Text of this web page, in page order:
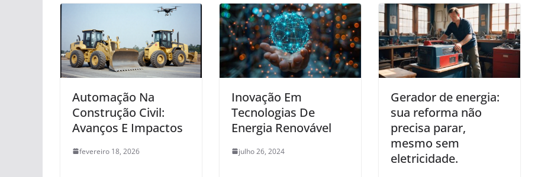
Automação Na
Construção Civil:
Avanços E Impactos
fevereiro 18, 2026
Inovação Em
Tecnologias De
Energia Renovável
julho 26, 2024
Gerador de energia:
sua reforma não
precisa parar,
mesmo sem
eletricidade.